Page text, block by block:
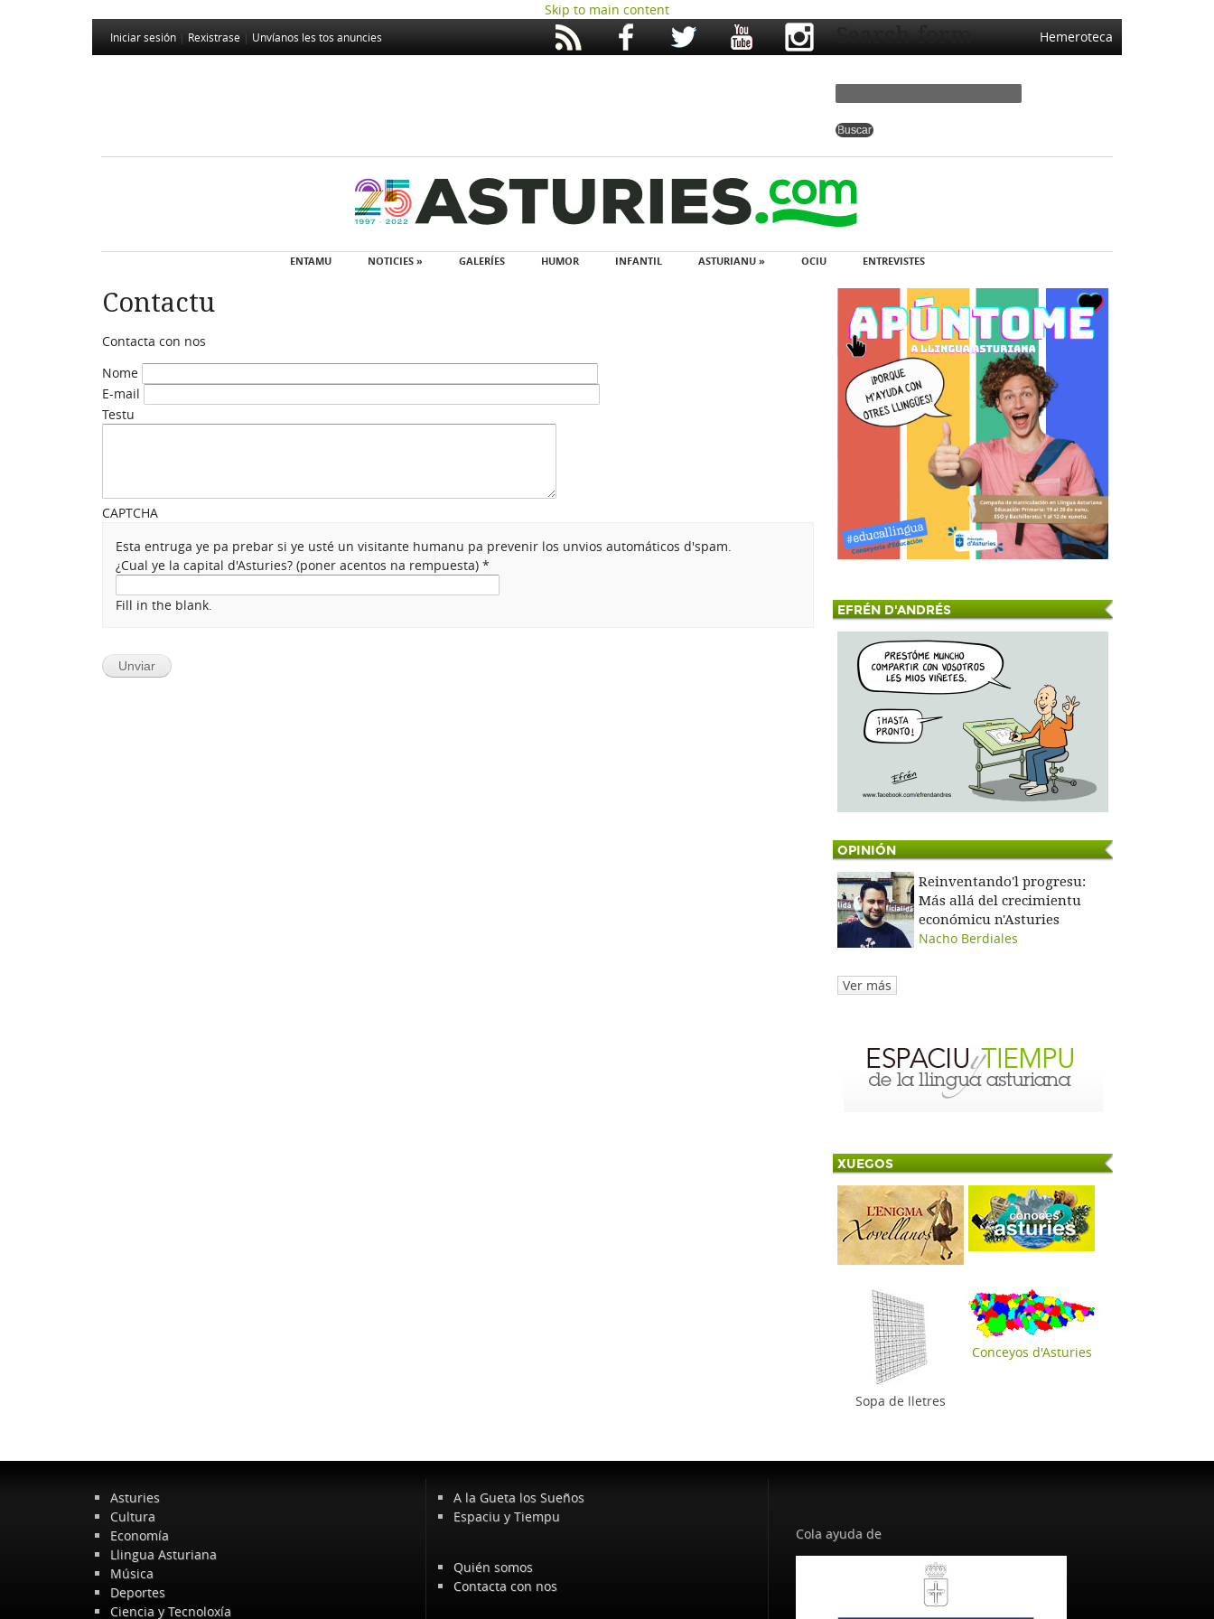
Skip to main content
Iniciar sesión Rexistrase Unvíanos les tos anuncies Hemeroteca
Search form
ENTAMU NOTICIES » GALERÍES HUMOR INFANTIL ASTURIANU » OCIU ENTREVISTES
Contactu
Contacta con nos
Nome
E-mail
Testu
CAPTCHA
Esta entruga ye pa prebar si ye usté un visitante humanu pa prevenir los unvios automáticos d'spam.
¿Cual ye la capital d'Asturies? (poner acentos na rempuesta)*
Fill in the blank. EFRÉN D'ANDRÉS
OPINIÓN
Reinventando'l progresu:
Más allá del crecimientu
económicu n'Asturies
Nacho Berdiales
Ver más
XUEGOS
Sopa de lletres
Conceyos d'Asturies
Asturies
Cultura
Economía
Llingua Asturiana
Música
Deportes
Ciencia y Tecnoloxía
A la Gueta los Sueños
Espaciu y Tiempu
Quién somos
Contacta con nos
Cola ayuda de